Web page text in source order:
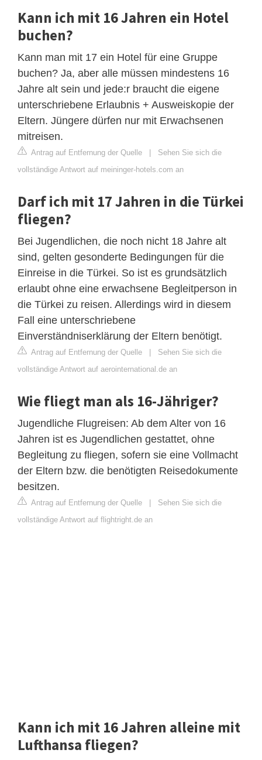
Kann ich mit 16 Jahren ein Hotel
buchen?
Kann man mit 17 ein Hotel für eine Gruppe
buchen? Ja, aber alle müssen mindestens 16
Jahre alt sein und jede:r braucht die eigene
unterschriebene Erlaubnis + Ausweiskopie der
Eltern. Jüngere dürfen nur mit Erwachsenen
mitreisen.
Antrag auf Entfernung der Quelle | Sehen Sie sich die
vollständige Antwort auf meininger-hotels.com an
Darf ich mit 17 Jahren in die Türkei
fliegen?
Bei Jugendlichen, die noch nicht 18 Jahre alt
sind, gelten gesonderte Bedingungen für die
Einreise in die Türkei. So ist es grundsätzlich
erlaubt ohne eine erwachsene Begleitperson in
die Türkei zu reisen. Allerdings wird in diesem
Fall eine unterschriebene
Einverständniserklärung der Eltern benötigt.
Antrag auf Entfernung der Quelle | Sehen Sie sich die
vollständige Antwort auf aerointernational.de an
Wie fliegt man als 16-Jähriger?
Jugendliche Flugreisen: Ab dem Alter von 16
Jahren ist es Jugendlichen gestattet, ohne
Begleitung zu fliegen, sofern sie eine Vollmacht
der Eltern bzw. die benötigten Reisedokumente
besitzen.
Antrag auf Entfernung der Quelle | Sehen Sie sich die
vollständige Antwort auf flightright.de an
Kann ich mit 16 Jahren alleine mit
Lufthansa fliegen?